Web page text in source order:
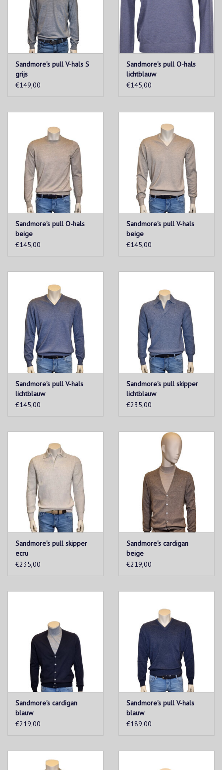
Sandmore's pull V-hals S
grijs
€149,00
Sandmore's pull O-hals
lichtblauw
€145,00
Sandmore's pull O-hals
beige
€145,00
Sandmore's pull V-hals
beige
€145,00
Sandmore's pull V-hals
lichtblauw
€145,00
Sandmore's pull skipper
lichtblauw
€235,00
Sandmore's pull skipper
ecru
€235,00
Sandmore's cardigan
beige
€219,00
Sandmore's cardigan
blauw
€219,00
Sandmore's pull V-hals
blauw
€189,00